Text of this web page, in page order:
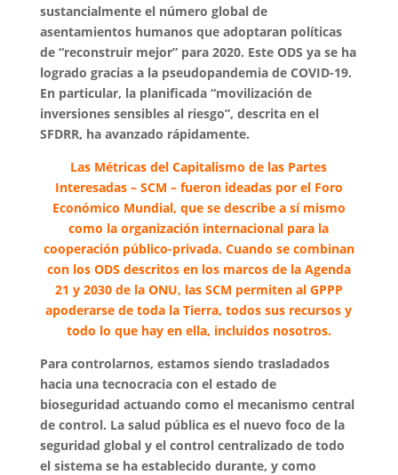
sustancialmente el número global de
asentamientos humanos que adoptaran políticas
de “reconstruir mejor” para 2020. Este ODS ya se ha
logrado gracias a la pseudopandemia de COVID-19.
En particular, la planificada “movilización de
inversiones sensibles al riesgo”, descrita en el
SFDRR, ha avanzado rápidamente.
Las Métricas del Capitalismo de las Partes
Interesadas – SCM – fueron ideadas por el Foro
Económico Mundial, que se describe a sí mismo
como la organización internacional para la
cooperación público-privada. Cuando se combinan
con los ODS descritos en los marcos de la Agenda
21 y 2030 de la ONU, las SCM permiten al GPPP
apoderarse de toda la Tierra, todos sus recursos y
todo lo que hay en ella, incluidos nosotros.
Para controlarnos, estamos siendo trasladados
hacia una tecnocracia con el estado de
bioseguridad actuando como el mecanismo central
de control. La salud pública es el nuevo foco de la
seguridad global y el control centralizado de todo
el sistema se ha establecido durante, y como